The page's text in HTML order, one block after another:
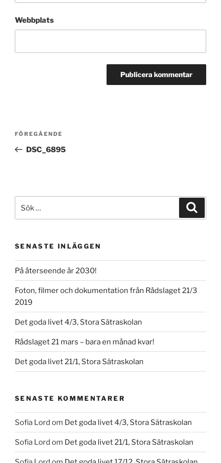
Webbplats
Inläggsnavigering
Föregående
inlägg
FÖREGÅENDE
DSC_6895
efter:
SENASTE INLÄGGEN
På återseende år 2030!
Foton, filmer och dokumentation från Rådslaget 21/3
2019
Det goda livet 4/3, Stora Sätraskolan
Rådslaget 21 mars – bara en månad kvar!
Det goda livet 21/1, Stora Sätraskolan
SENASTE KOMMENTARER
Sofia Lord om Det goda livet 4/3, Stora Sätraskolan
Sofia Lord om Det goda livet 21/1, Stora Sätraskolan